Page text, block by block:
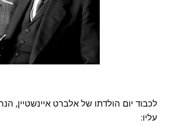
לכבוד יום הולדתו של אלברט איינשטיין,
עליו: